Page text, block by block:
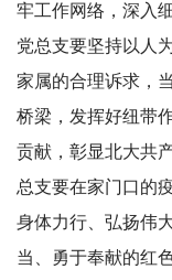
牢工作网络，深入
党总支要坚持以人
家属的合理诉求，
桥梁，发挥好纽带
贡献，彰显北大共
总支要在家门口的
身体力行、弘扬伟
当、勇于奉献的红